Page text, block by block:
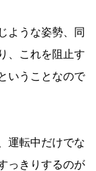
ような姿勢、同
、これを阻止す
いうことなので
運転中だけでな
っきりするのが